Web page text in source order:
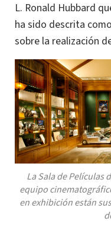
L. Ronald Hubbard
ha sido descrita
sobre la realización
La Sala de Películas
equipo
en exhibición están